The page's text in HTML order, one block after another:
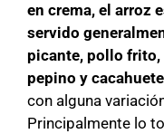
en crema, el arroz
servido
picante, pollo frito,
pepino y
con alguna
Principalmente lo